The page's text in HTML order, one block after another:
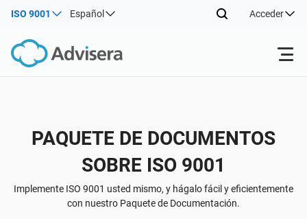
ISO 9001 Español Acceder
Volver
ISO 27001
NIS2
Recursos gratuitos
Por tipo
Sectores
PAQUETE DE DOCUMENTOS
SOBRE ISO 9001
Implemente ISO 9001 usted mismo, y hágalo fácil y eficientemente
con nuestro Paquete de Documentación.